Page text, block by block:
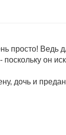
просто! Ведь
он
дочь и